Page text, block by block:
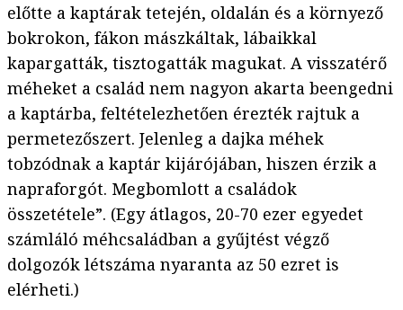
előtte a kaptárak tetején, oldalán és a környező
bokrokon, fákon mászkáltak, lábaikkal
kapargatták, tisztogatták magukat. A visszatérő
méheket a család nem nagyon akarta beengedni
a kaptárba, feltételezhetően érezték rajtuk a
permetezőszert. Jelenleg a dajka méhek
tobzódnak a kaptár kijárójában, hiszen érzik a
napraforgót. Megbomlott a családok
összetétele”. (Egy átlagos, 20-70 ezer egyedet
számláló méhcsaládban a gyűjtést végző
dolgozók létszáma nyaranta az 50 ezret is
elérheti.)